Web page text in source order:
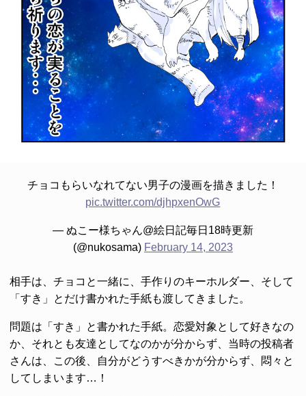
チョコもらいなれてない男子の漫画を描きました！
pic.twitter.com/djhpxenOwG
— ぬこー様ちゃん@絵日記毎日18時更新
(@nukosama) February 14, 2023
相手は、チョコと一緒に、手作りのキーホルダー、そして
「すき」とだけ書かれた手紙も渡してきました。
問題は「すき」と書かれた手紙。恋愛対象として好きなの
か、それとも友達としてなのかが分からず、当時の投稿者
さんは、この後、自分がどうすべきかが分からず、悶々と
してしまいます…！